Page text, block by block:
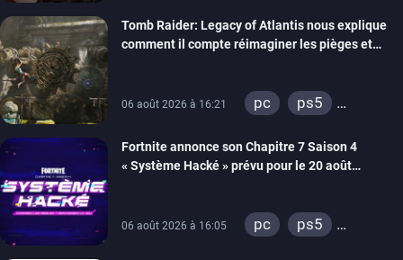
switch 2
Tomb Raider: Legacy of Atlantis nous explique
comment il compte réimaginer les pièges et
06 août 2026 à 16:21 pc
ps5
switch 2
Fortnite annonce son Chapitre 7 Saison 4
« Système Hacké » prévu pour le 20 août
06 août 2026 à 16:05 pc
ps5